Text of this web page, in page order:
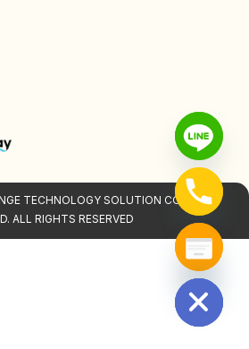
TECHNOLOGY SOLUTION COMPANY
ALL RIGHTS RESERVED
Hide chaty